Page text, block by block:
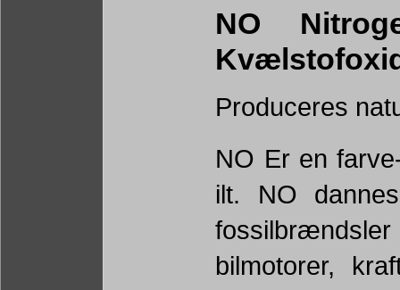
NO
Produceres
NO Er en
ilt. NO
bilmotorer,